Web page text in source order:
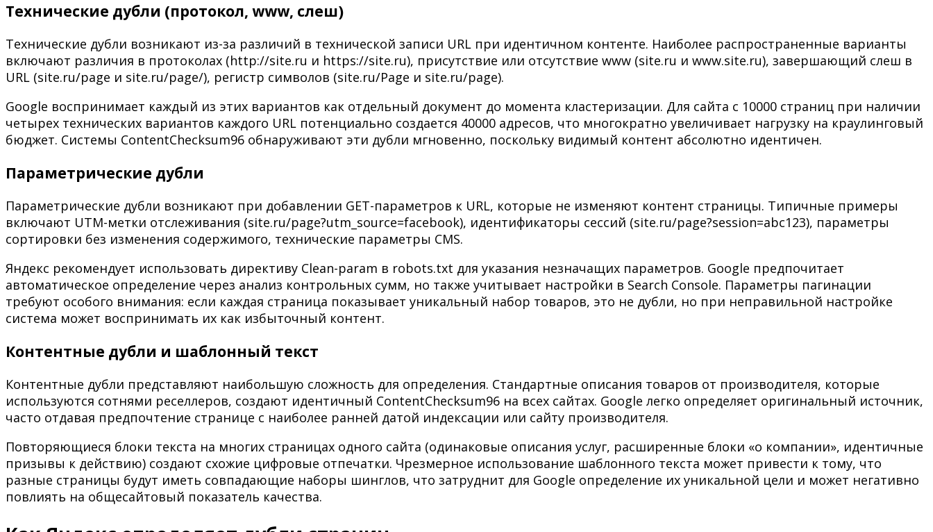
Технические дубли (протокол, www, слеш)
Технические дубли возникают из-за различий в технической записи URL при идентичном контенте. Наиболее распространенные варианты
включают различия в протоколах (http://site.ru и https://site.ru), присутствие или отсутствие www (site.ru и www.site.ru), завершающий слеш в
URL (site.ru/page и site.ru/page/), регистр символов (site.ru/Page и site.ru/page).
Google воспринимает каждый из этих вариантов как отдельный документ до момента кластеризации. Для сайта с 10000 страниц при наличии
четырех технических вариантов каждого URL потенциально создается 40000 адресов, что многократно увеличивает нагрузку на краулинговый
бюджет. Системы ContentChecksum96 обнаруживают эти дубли мгновенно, поскольку видимый контент абсолютно идентичен.
Параметрические дубли
Параметрические дубли возникают при добавлении GET-параметров к URL, которые не изменяют контент страницы. Типичные примеры
включают UTM-метки отслеживания (site.ru/page?utm_source=facebook), идентификаторы сессий (site.ru/page?session=abc123), параметры
сортировки без изменения содержимого, технические параметры CMS.
Яндекс рекомендует использовать директиву Clean-param в robots.txt для указания незначащих параметров. Google предпочитает
автоматическое определение через анализ контрольных сумм, но также учитывает настройки в Search Console. Параметры пагинации
требуют особого внимания: если каждая страница показывает уникальный набор товаров, это не дубли, но при неправильной настройке
система может воспринимать их как избыточный контент.
Контентные дубли и шаблонный текст
Контентные дубли представляют наибольшую сложность для определения. Стандартные описания товаров от производителя, которые
используются сотнями реселлеров, создают идентичный ContentChecksum96 на всех сайтах. Google легко определяет оригинальный источник,
часто отдавая предпочтение странице с наиболее ранней датой индексации или сайту производителя.
Повторяющиеся блоки текста на многих страницах одного сайта (одинаковые описания услуг, расширенные блоки «о компании», идентичные
призывы к действию) создают схожие цифровые отпечатки. Чрезмерное использование шаблонного текста может привести к тому, что
разные страницы будут иметь совпадающие наборы шинглов, что затруднит для Google определение их уникальной цели и может негативно
повлиять на общесайтовый показатель качества.